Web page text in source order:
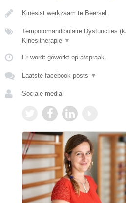
Kinesist werkzaam te Beersel.
Temporomandibulaire Dysfuncties
Kinesitherapie ▼
Er wordt gewerkt op afspraak.
Laatste facebook posts ▼
Sociale media: